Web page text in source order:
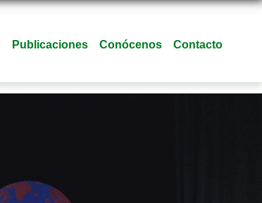
Publicaciones Conócenos Contacto